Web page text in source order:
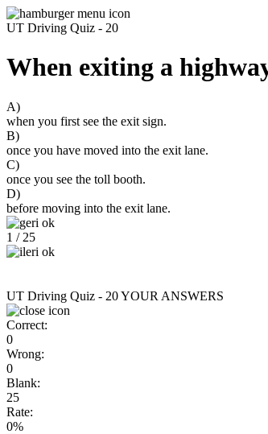
UT Driving Quiz - 20
When exiting a
A)
when you first see the exit sign.
B)
once you have moved into the exit lane.
C)
once you see the toll booth.
D)
before moving into the exit lane.
1 / 25
UT Driving Quiz - 20YOUR ANSWERS
Correct:
0
Wrong:
0
Blank:
25
Rate:
0%